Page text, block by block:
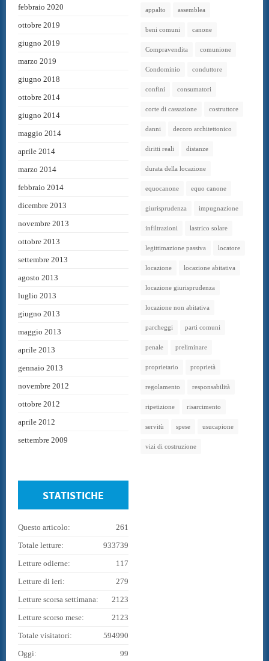
febbraio 2020
ottobre 2019
giugno 2019
marzo 2019
giugno 2018
ottobre 2014
giugno 2014
maggio 2014
aprile 2014
marzo 2014
febbraio 2014
dicembre 2013
novembre 2013
ottobre 2013
settembre 2013
agosto 2013
luglio 2013
giugno 2013
maggio 2013
aprile 2013
gennaio 2013
novembre 2012
ottobre 2012
aprile 2012
settembre 2009
appalto assemblea
beni comuni canone
Compravendita comunione
Condominio conduttore
confini consumatori
corte di cassazione costruttore
danni decoro architettonico
diritti reali distanze
durata della locazione
equocanone equo canone
giurisprudenza impugnazione
infiltrazioni lastrico solare
legittimazione passiva locatore
locazione locazione abitativa
locazione giurisprudenza
locazione non abitativa
parcheggi parti comuni
penale preliminare
proprietario proprietà
regolamento responsabilità
ripetizione risarcimento
servitù spese usucapione
vizi di costruzione
STATISTICHE
261
Questo articolo:
933739
Totale letture:
117
Letture odierne:
279
Letture di ieri:
2123
Letture scorsa settimana:
2123
Letture scorso mese:
594990
Totale visitatori:
99
Oggi: